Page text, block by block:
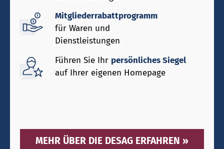
Mitgliederrabattprogramm
für Waren und
Dienstleistungen
Führen Sie Ihr persönliches Siegel
auf Ihrer eigenen Homepage
MEHR ÜBER DIE DESAG ERFAHREN »